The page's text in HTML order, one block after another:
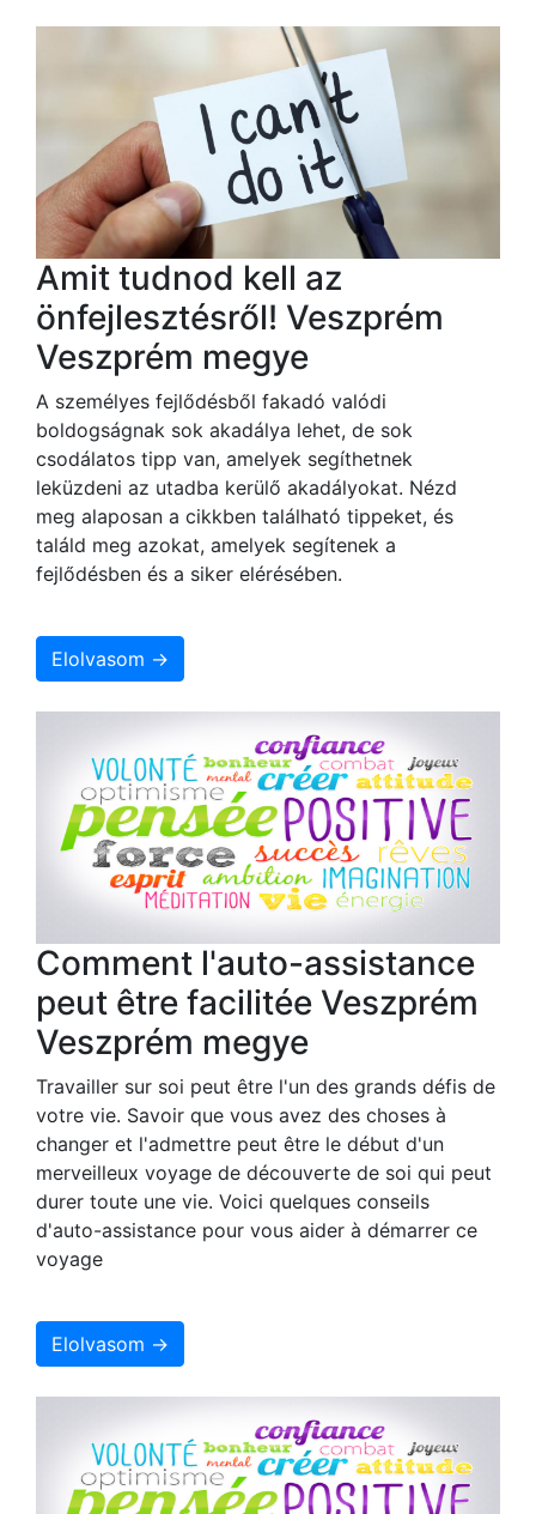
Amit tudnod kell az
önfejlesztésről! Veszprém
Veszprém megye
A személyes fejlődésből fakadó valódi
boldogságnak sok akadálya lehet, de sok
csodálatos tipp van, amelyek segíthetnek
leküzdeni az utadba kerülő akadályokat. Nézd
meg alaposan a cikkben található tippeket, és
találd meg azokat, amelyek segítenek a
fejlődésben és a siker elérésében.
Elolvasom →
Comment l'auto-assistance
peut être facilitée Veszprém
Veszprém megye
Travailler sur soi peut être l'un des grands défis de
votre vie. Savoir que vous avez des choses à
changer et l'admettre peut être le début d'un
merveilleux voyage de découverte de soi qui peut
durer toute une vie. Voici quelques conseils
d'auto-assistance pour vous aider à démarrer ce
voyage
Elolvasom →